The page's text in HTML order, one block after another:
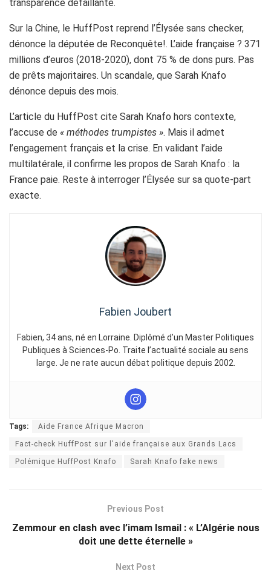
transparence défaillante.
Sur la Chine, le HuffPost reprend l’Élysée sans checker,
dénonce la députée de Reconquête!. L’aide française ? 371
millions d’euros (2018-2020), dont 75 % de dons purs. Pas
de prêts majoritaires. Un scandale, que Sarah Knafo
dénonce depuis des mois.
L’article du HuffPost cite Sarah Knafo hors contexte,
l’accuse de « méthodes trumpistes ». Mais il admet
l’engagement français et la crise. En validant l’aide
multilatérale, il confirme les propos de Sarah Knafo : la
France paie. Reste à interroger l’Élysée sur sa quote-part
exacte.
Fabien Joubert
Fabien, 34 ans, né en Lorraine. Diplômé d’un Master Politiques
Publiques à Sciences-Po. Traite l’actualité sociale au sens
large. Je ne rate aucun débat politique depuis 2002.
Tags: Aide France Afrique Macron
Fact-check HuffPost sur l'aide française aux Grands Lacs
Polémique HuffPost Knafo Sarah Knafo fake news
Previous Post
Zemmour en clash avec l’imam Ismail : « L’Algérie nous
doit une dette éternelle »
Next Post